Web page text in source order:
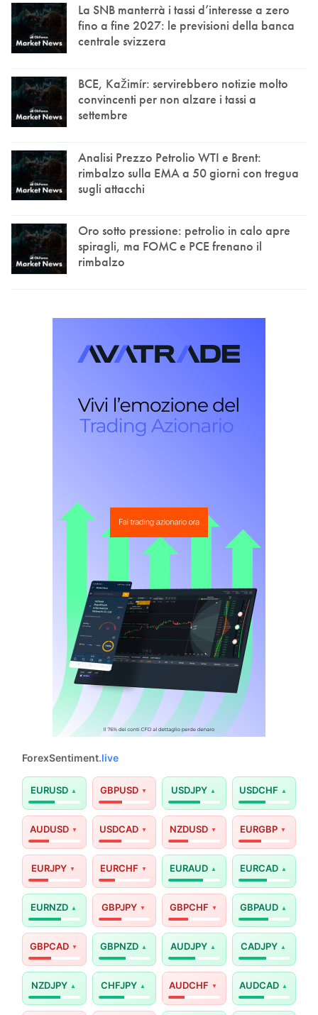
La SNB manterrà i tassi d’interesse a zero
fino a fine 2027: le previsioni della banca
centrale svizzera
BCE, Kažimír: servirebbero notizie molto
convincenti per non alzare i tassi a
settembre
Analisi Prezzo Petrolio WTI e Brent:
rimbalzo sulla EMA a 50 giorni con tregua
sugli attacchi
Oro sotto pressione: petrolio in calo apre
spiragli, ma FOMC e PCE frenano il
rimbalzo
ForexSentiment.live
EURUSD GBPUSD USDJPY USDCHF
AUDUSD USDCAD NZDUSD EURGBP
EURJPY EURCHF EURAUD EURCAD
EURNZD GBPJPY GBPCHF GBPAUD
GBPCAD GBPNZD AUDJPY CADJPY
NZDJPY CHFJPY AUDCHF AUDCAD